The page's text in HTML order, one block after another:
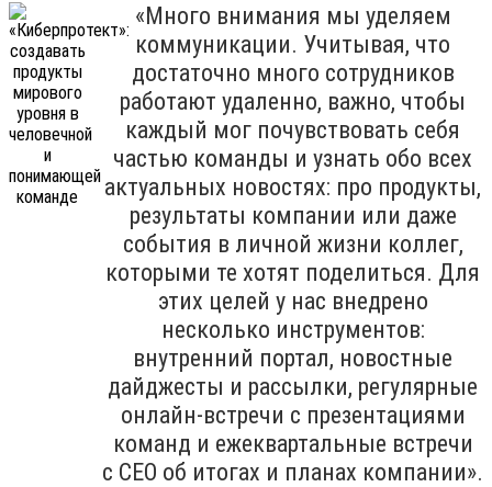
«Много внимания мы уделяем
коммуникации. Учитывая, что
достаточно много сотрудников
работают удаленно, важно, чтобы
каждый мог почувствовать себя
частью команды и узнать обо всех
актуальных новостях: про продукты,
результаты компании или даже
события в личной жизни коллег,
которыми те хотят поделиться. Для
этих целей у нас внедрено
несколько инструментов:
внутренний портал, новостные
дайджесты и рассылки, регулярные
онлайн-встречи с презентациями
команд и ежеквартальные встречи
с CEO об итогах и планах компании».